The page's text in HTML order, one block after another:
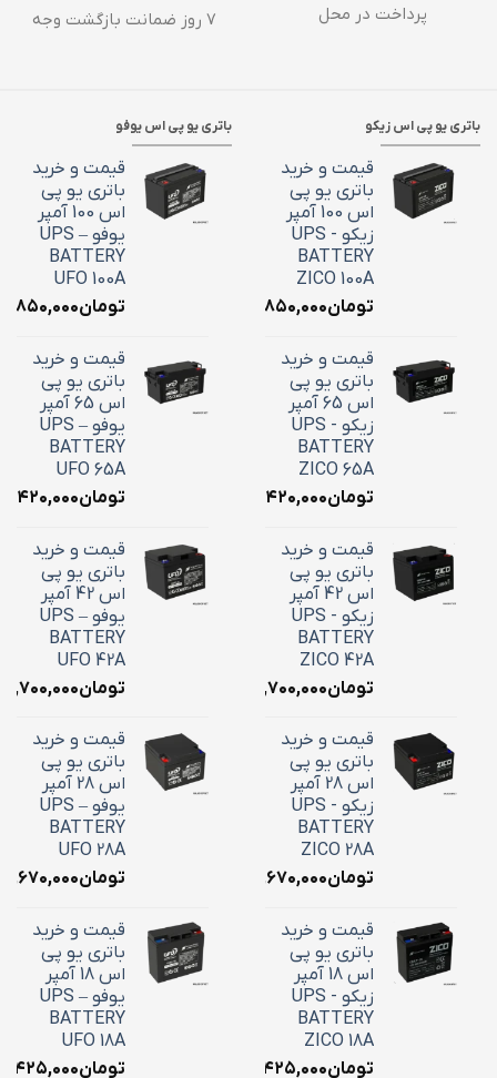
پرداخت در محل ۷ روز ضمانت بازگشت وجه
باتری یو پی اس زیکو
قیمت و خرید
باتری یو پی
اس 100 آمپر
زیکو - UPS
BATTERY
ZICO 100A
تومان۳۶,۸۵۰,۰۰۰
قیمت و خرید
باتری یو پی
اس 65 آمپر
زیکو - UPS
BATTERY
ZICO 65A
تومان۲۴,۴۲۰,۰۰۰
قیمت و خرید
باتری یو پی
اس 42 آمپر
زیکو - UPS
BATTERY
ZICO 42A
تومان۱۸,۷۰۰,۰۰۰
قیمت و خرید
باتری یو پی
اس 28 آمپر
زیکو - UPS
BATTERY
ZICO 28A
تومان۱۰,۶۷۰,۰۰۰
قیمت و خرید
باتری یو پی
اس 18 آمپر
زیکو - UPS
BATTERY
ZICO 18A
تومان۷,۴۲۵,۰۰۰
باتری یو پی اس یوفو
قیمت و خرید
باتری یو پی
اس 100 آمپر
یوفو – UPS
BATTERY
UFO 100A
تومان
قیمت و خرید
باتری یو پی
اس 65 آمپر
یوفو – UPS
BATTERY
UFO 65A
تومان
قیمت و خرید
باتری یو پی
اس 42 آمپر
یوفو – UPS
BATTERY
UFO 42A
تومان
قیمت و خرید
باتری یو پی
اس 28 آمپر
یوفو – UPS
BATTERY
UFO 28A
تومان۱۰,۶۷۰,۰۰۰
قیمت و خرید
باتری یو پی
اس 18 آمپر
یوفو – UPS
BATTERY
UFO 18A
تومان